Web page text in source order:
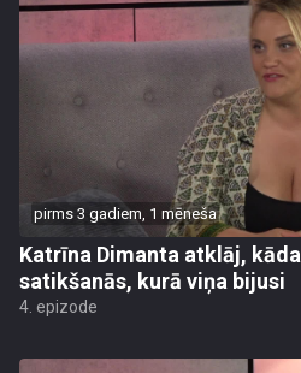
pirms 3 gadiem, 1 mēneša
Katrīna Dimanta atklāj,
satikšanās, kurā viņa bijusi
4. epizode